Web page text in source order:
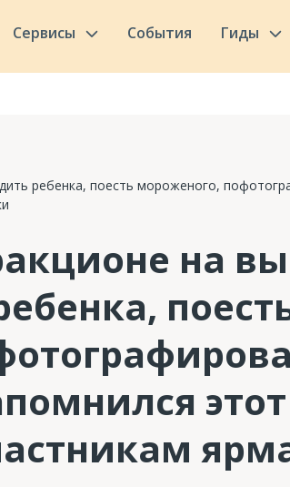
Сервисы События Гиды
ребенка, поесть мороженого,
на
этот